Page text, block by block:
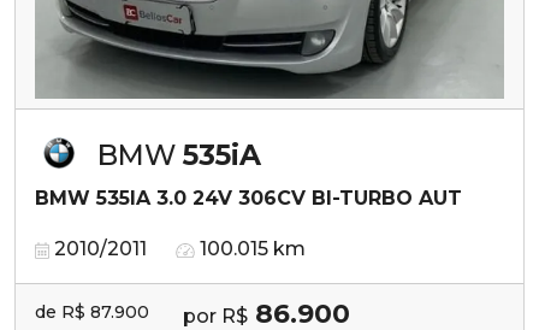
BMW 535iA
BMW 535IA 3.0 24V 306CV BI-TURBO AUT
2010/2011 100.015 km
de R$ 87.900 por R$ 86.900